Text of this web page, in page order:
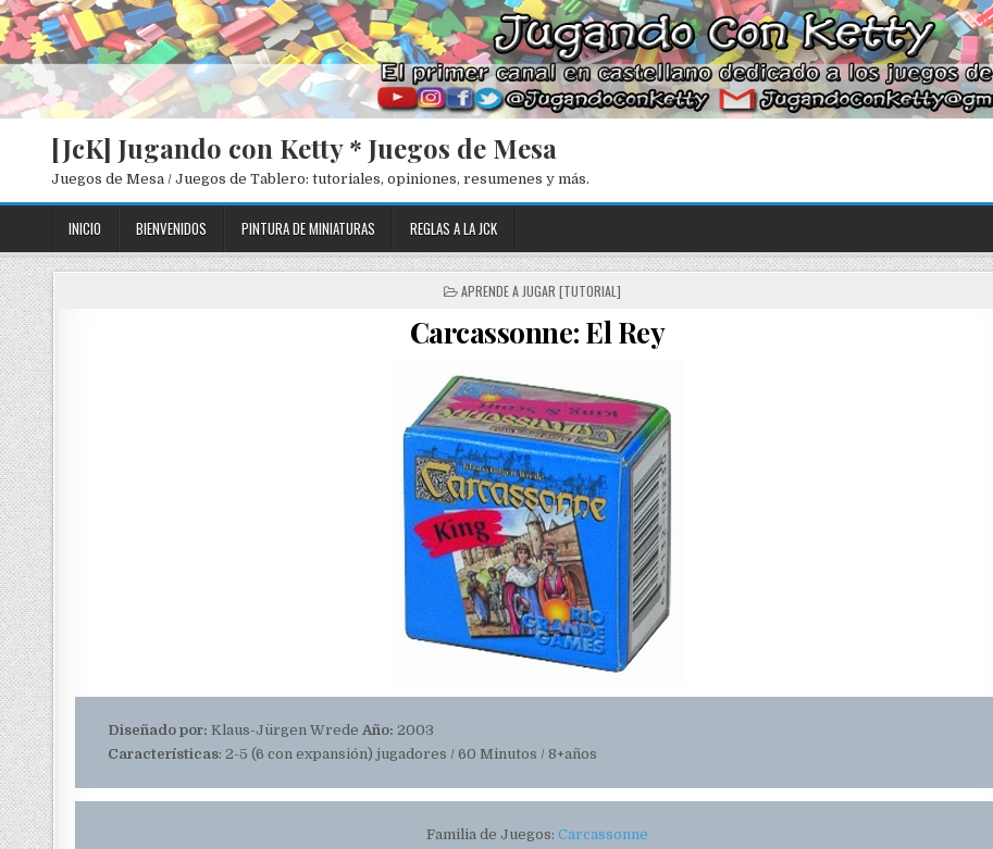
[JcK] Jugando con Ketty * Juegos de Mesa
Juegos de Mesa / Juegos de Tablero: tutoriales, opiniones, resumenes y más.
INICIO BIENVENIDOS PINTURA DE MINIATURAS REGLAS A LA JCK
P
S
T
D
I
N
APRENDE A JUGAR [TUTORIAL]
Carcassonne: El Rey
Diseñado por:Klaus-Jürgen Wrede Año:2003
Características: 2-5 (6 con expansión) jugadores / 60 Minutos / 8+años
Familia de Juegos: Carcassonne